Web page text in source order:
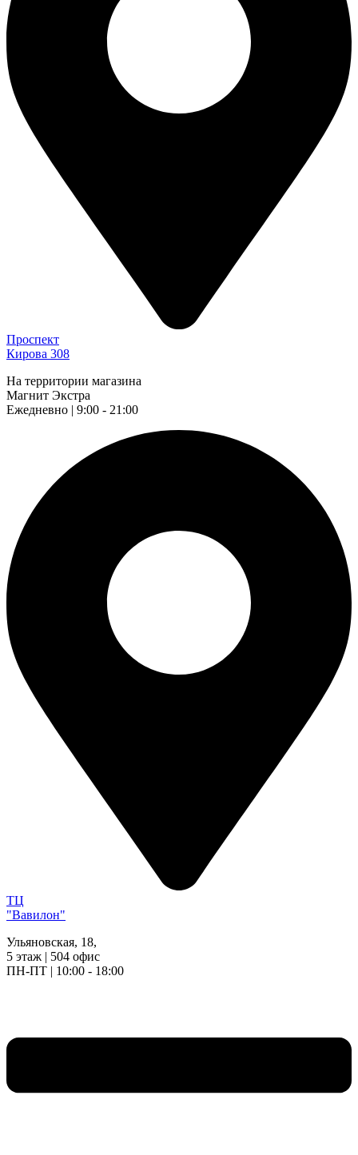
Проспект
Кирова 308
На территории магазина
Магнит Экстра
Ежедневно | 9:00 - 21:00
ТЦ
"Вавилон"
Ульяновская, 18,
5 этаж | 504 офис
ПН-ПТ | 10:00 - 18:00